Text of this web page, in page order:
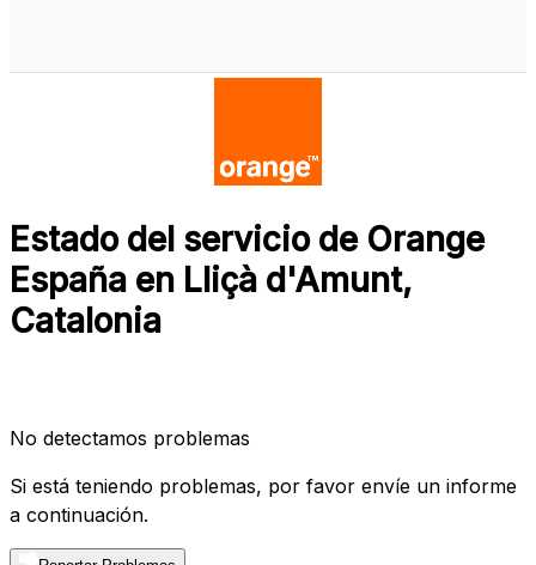
Estado del servicio de Orange
España en Lliçà d'Amunt,
Catalonia
No detectamos problemas
Si está teniendo problemas, por favor envíe un informe
a continuación.